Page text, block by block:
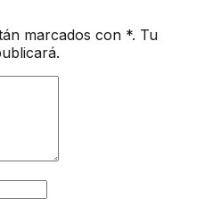
marcados con *. Tu